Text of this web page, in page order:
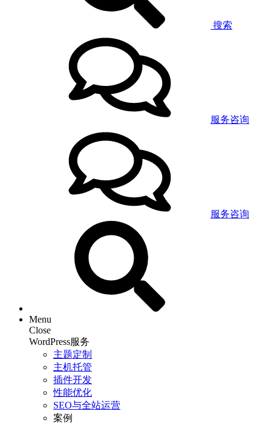
搜索
服务咨询
服务咨询
Menu
Close
WordPress服务
主题定制
主机托管
插件开发
性能优化
SEO与全站运营
案例